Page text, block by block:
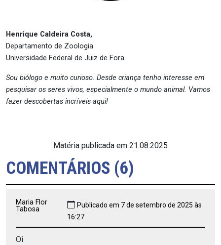
Henrique Caldeira Costa,
Departamento de Zoologia
Universidade Federal de Juiz de Fora
Sou biólogo e muito curioso. Desde criança tenho interesse em
pesquisar os seres vivos, especialmente o mundo animal. Vamos
fazer descobertas incríveis aqui!
Matéria publicada em 21.08.2025
COMENTÁRIOS (6)
Maria Flor
Tabosa
Publicado em 7 de setembro de 2025 às
16:27
Oi